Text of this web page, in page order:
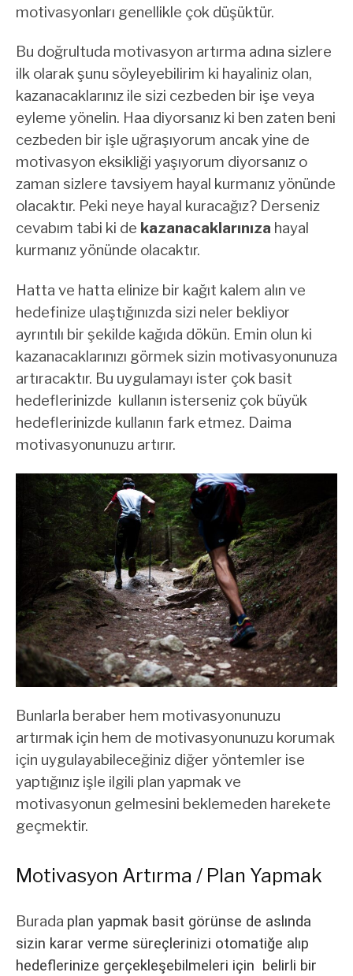
motivasyonları genellikle çok düşüktür.
Bu doğrultuda motivasyon artırma adına sizlere
ilk olarak şunu söyleyebilirim ki hayaliniz olan,
kazanacaklarınız ile sizi cezbeden bir işe veya
eyleme yönelin. Haa diyorsanız ki ben zaten beni
cezbeden bir işle uğraşıyorum ancak yine de
motivasyon eksikliği yaşıyorum diyorsanız o
zaman sizlere tavsiyem hayal kurmanız yönünde
olacaktır. Peki neye hayal kuracağız? Derseniz
cevabım tabi ki de kazanacaklarınıza hayal
kurmanız yönünde olacaktır.
Hatta ve hatta elinize bir kağıt kalem alın ve
hedefinize ulaştığınızda sizi neler bekliyor
ayrıntılı bir şekilde kağıda dökün. Emin olun ki
kazanacaklarınızı görmek sizin motivasyonunuza
artıracaktır. Bu uygulamayı ister çok basit
hedeflerinizde kullanın isterseniz çok büyük
hedeflerinizde kullanın fark etmez. Daima
motivasyonunuzu artırır.
Bunlarla beraber hem motivasyonunuzu
artırmak için hem de motivasyonunuzu korumak
için uygulayabileceğiniz diğer yöntemler ise
yaptığınız işle ilgili plan yapmak ve
motivasyonun gelmesini beklemeden harekete
geçmektir.
Motivasyon Artırma / Plan Yapmak
Burada plan yapmak basit görünse de aslında
sizin karar verme süreçlerinizi otomatiğe alıp
hedeflerinize gerçekleşebilmeleri için belirli bir